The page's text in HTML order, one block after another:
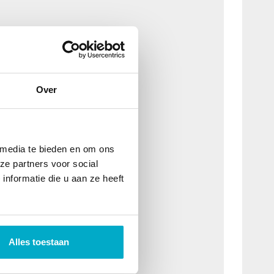
Over
te bieden en om ons
partners voor social
die u aan ze heeft
Alles toestaan